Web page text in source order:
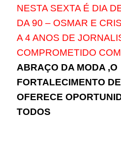
NESTA SEXTA É DIA
DA 90 – OSMAR E
A 4 ANOS DE
COMPROMETIDO
ABRAÇO DA MODA ,O
FORTALECIMENTO
OFERECE
TODOS